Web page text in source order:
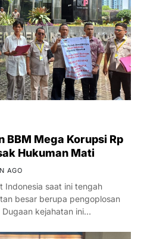
BBM Mega Korupsi Rp
Hukuman Mati
AGO
Indonesia saat ini tengah
besar berupa pengoplosan
Dugaan kejahatan ini…